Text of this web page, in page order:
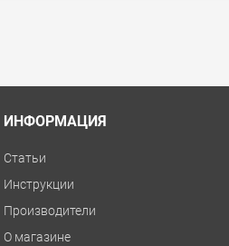
ИНФОРМАЦИЯ
Статьи
Инструкции
Производители
О магазине